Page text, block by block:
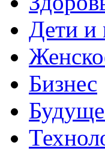
Дети и
Бизнес